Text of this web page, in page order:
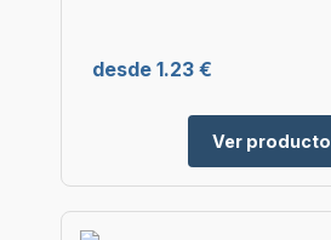
desde 1.23 €
Ver producto